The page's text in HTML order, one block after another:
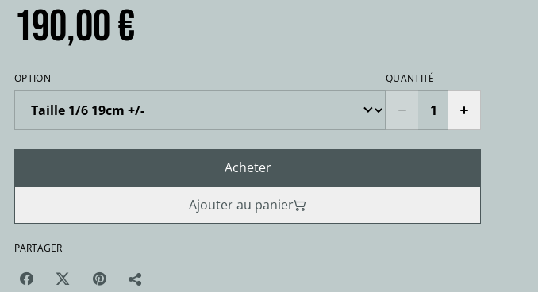
190,00 €
OPTION QUANTITÉ
Acheter
Ajouter au panier
PARTAGER